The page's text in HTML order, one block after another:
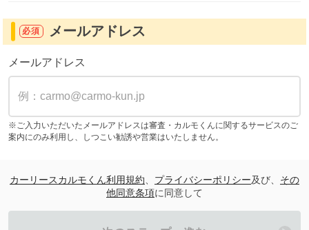
必須 メールアドレス
メールアドレス
※ご入力いただいたメールアドレスは審査・カルモくんに関するサービスのご
案内にのみ利用し、しつこい勧誘や営業はいたしません。
カーリースカルモくん利用規約 プライバシーポリシー及び、 その
他同意条項に同意して